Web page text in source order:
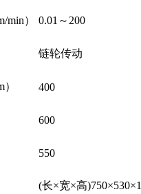
） 0.01～200
链轮传动
400
600
550
(长×宽×高